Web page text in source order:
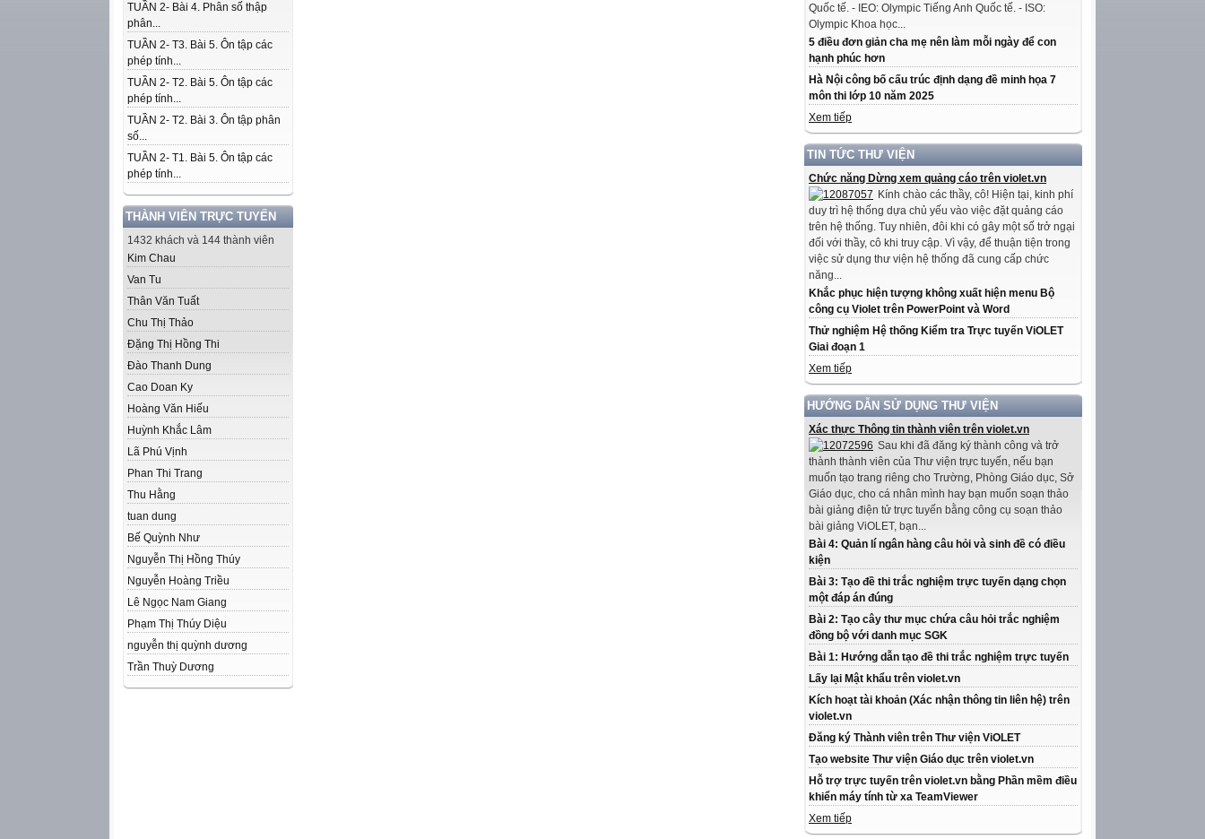
TUẦN 2- Bài 4. Phân số thập
phân...
TUẦN 2- T3. Bài 5. Ôn tập các
phép tính...
TUẦN 2- T2. Bài 5. Ôn tập các
phép tính...
TUẦN 2- T2. Bài 3. Ôn tập phân
số...
TUẦN 2- T1. Bài 5. Ôn tập các
phép tính...
THÀNH VIÊN TRỰC TUYẾN
1432 khách và 144 thành viên
Kim Chau
Van Tu
Thân Văn Tuất
Chu Thị Thảo
Đặng Thị Hồng Thi
Đào Thanh Dung
Cao Doan Ky
Hoàng Văn Hiếu
Huỳnh Khắc Lâm
Lã Phú Vịnh
Phan Thi Trang
Thu Hằng
tuan dung
Bế Quỳnh Như
Nguyễn Thị Hồng Thúy
Nguyễn Hoàng Triều
Lê Ngọc Nam Giang
Phạm Thị Thúy Diệu
nguyễn thị quỳnh dương
Trần Thuỳ Dương
Quốc tế. - IEO: Olympic Tiếng Anh Quốc tế. - ISO:
Olympic Khoa học...
5 điều đơn giản cha mẹ nên làm mỗi ngày để con
hạnh phúc hơn
Hà Nội công bố cấu trúc định dạng đề minh họa 7
môn thi lớp 10 năm 2025
Xem tiếp
TIN TỨC THƯ VIỆN
Chức năng Dừng xem quảng cáo trên violet.vn
Kính chào các thầy, cô! Hiện tại, kinh phí
duy trì hệ thống dựa chủ yếu vào việc đặt quảng cáo
trên hệ thống. Tuy nhiên, đôi khi có gây một số trở ngại
đối với thầy, cô khi truy cập. Vì vậy, để thuận tiện trong
việc sử dụng thư viện hệ thống đã cung cấp chức
năng...
Khắc phục hiện tượng không xuất hiện menu Bộ
công cụ Violet trên PowerPoint và Word
Thử nghiệm Hệ thống Kiểm tra Trực tuyến ViOLET
Giai đoạn 1
Xem tiếp
HƯỚNG DẪN SỬ DỤNG THƯ VIỆN
Xác thực Thông tin thành viên trên violet.vn
Sau khi đã đăng ký thành công và trở
thành thành viên của Thư viện trực tuyến, nếu bạn
muốn tạo trang riêng cho Trường, Phòng Giáo dục, Sở
Giáo dục, cho cá nhân mình hay bạn muốn soạn thảo
bài giảng điện tử trực tuyến bằng công cụ soạn thảo
bài giảng ViOLET, bạn...
Bài 4: Quản lí ngân hàng câu hỏi và sinh đề có điều
kiện
Bài 3: Tạo đề thi trắc nghiệm trực tuyến dạng chọn
một đáp án đúng
Bài 2: Tạo cây thư mục chứa câu hỏi trắc nghiệm
đồng bộ với danh mục SGK
Bài 1: Hướng dẫn tạo đề thi trắc nghiệm trực tuyến
Lấy lại Mật khẩu trên violet.vn
Kích hoạt tài khoản (Xác nhận thông tin liên hệ) trên
violet.vn
Đăng ký Thành viên trên Thư viện ViOLET
Tạo website Thư viện Giáo dục trên violet.vn
Hỗ trợ trực tuyến trên violet.vn bằng Phần mềm điều
khiển máy tính từ xa TeamViewer
Xem tiếp